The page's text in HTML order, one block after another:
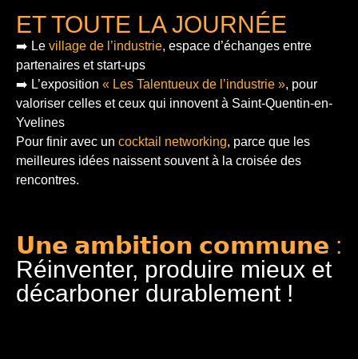
ET TOUTE LA JOURNÉE
➡️ Le village de l’industrie, espace d’échanges entre
partenaires et start-ups
➡️ L’exposition « Les Talentueux de l’industrie », pour
valoriser celles et ceux qui innovent à Saint-Quentin-en-
Yvelines
Pour finir avec un cocktail networking, parce que les
meilleures idées naissent souvent à la croisée des
rencontres.
𝗨𝗻𝗲 𝗮𝗺𝗯𝗶𝘁𝗶𝗼𝗻 𝗰𝗼𝗺𝗺𝘂𝗻𝗲 :
Réinventer, produire mieux et
décarboner durablement !